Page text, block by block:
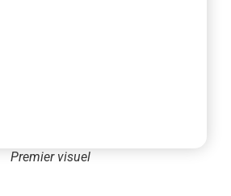
Premier visuel